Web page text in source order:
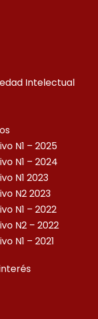
Intelectual
N1 – 2025
N1 – 2024
N1 2023
N2 2023
N1 – 2022
N2 – 2022
N1 – 2021